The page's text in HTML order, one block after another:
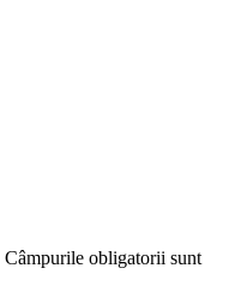
Câmpurile obligatorii sunt